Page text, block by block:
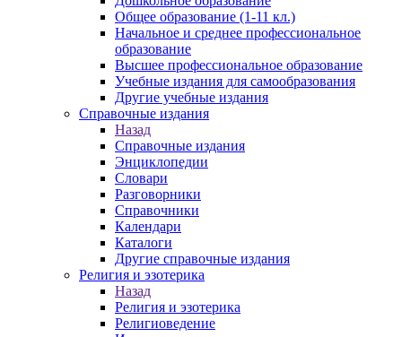
Общее образование (1-11 кл.)
Начальное и среднее профессиональное
образование
Высшее профессиональное образование
Учебные издания для самообразования
Другие учебные издания
Справочные издания
Назад
Справочные издания
Энциклопедии
Словари
Разговорники
Справочники
Календари
Каталоги
Другие справочные издания
Религия и эзотерика
Назад
Религия и эзотерика
Религиоведение